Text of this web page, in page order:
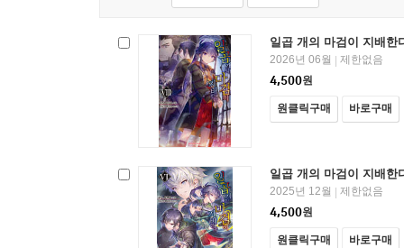
일곱 개의 마검이 지배한
2026년 06월
제한없음
4,500원
원클릭구매 바로구매
일곱 개의 마검이 지배한
2025년 12월
제한없음
4,500원
원클릭구매 바로구매